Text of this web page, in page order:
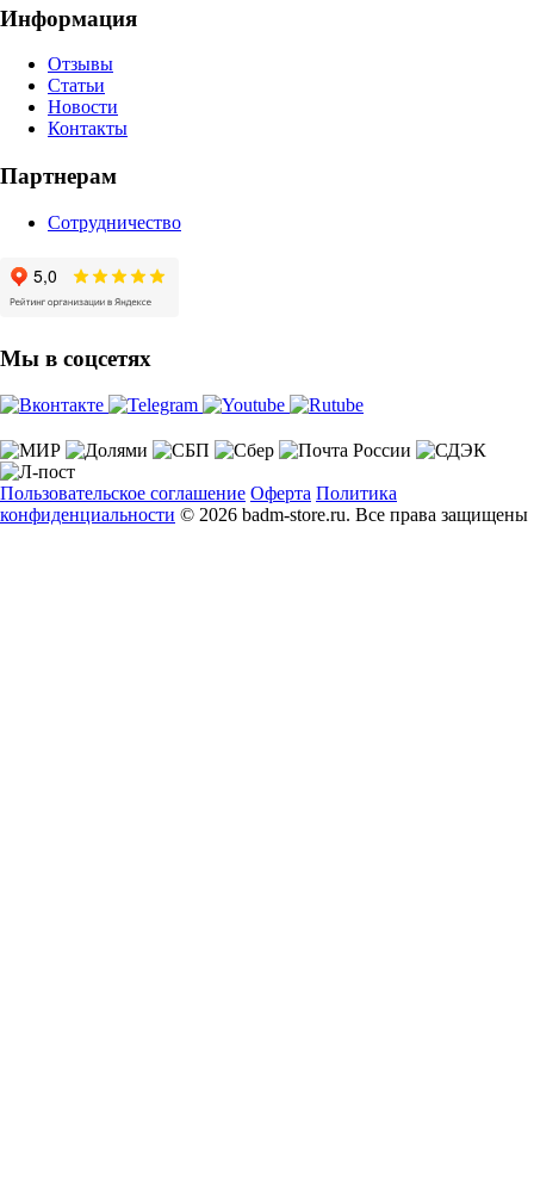
Информация
Отзывы
Статьи
Новости
Контакты
Партнерам
Сотрудничество
Мы в соцсетях
Пользовательское соглашение Оферта Политика
конфиденциальности © 2026 badm-store.ru. Все права защищены